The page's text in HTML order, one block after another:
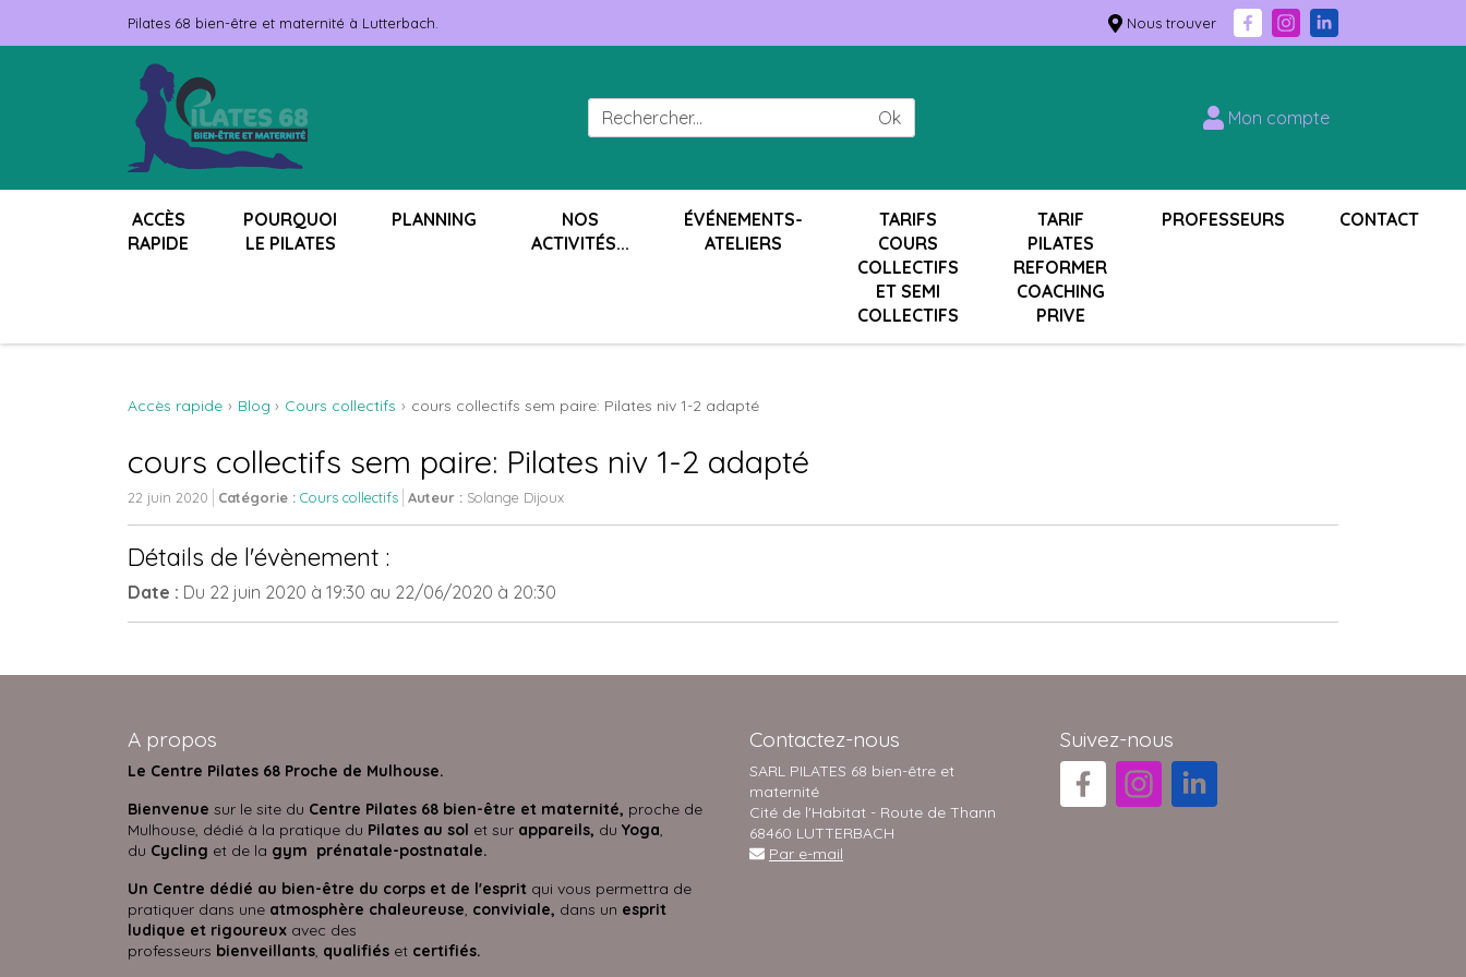
Pilates 68 bien-être et maternité à Lutterbach. Nous trouver
Ok Mon compte
ACCÈS
RAPIDE
POURQUOI
LE PILATES
PLANNING
NOS
ACTIVITÉS...
ÉVÉNEMENTS-
ATELIERS
TARIFS
COURS
COLLECTIFS
ET SEMI
COLLECTIFS
TARIF
PILATES
REFORMER
COACHING
PRIVE
PROFESSEURS CONTACT
Accès rapide Blog Cours collectifs cours collectifs sem paire: Pilates niv 1-2 adapté
cours collectifs sem paire: Pilates niv 1-2 adapté
22 juin 2020 Catégorie : Cours collectifs Auteur : Solange Dijoux
Détails de l'évènement :
Date : Du 22 juin 2020 à 19:30 au 22/06/2020 à 20:30
A propos
Le Centre Pilates 68 Proche de Mulhouse.
Bienvenue sur le site du Centre Pilates 68 bien-être et maternité, proche de
Mulhouse, dédié à la pratique du Pilates au sol et sur appareils, du Yoga,
du Cycling et de la gym prénatale-postnatale.
Un Centre dédié au bien-être du corps et de l'esprit qui vous permettra de
pratiquer dans une atmosphère chaleureuse, conviviale, dans un esprit
ludique et rigoureux avec des
professeurs bienveillants, qualifiés et certifiés.
Contactez-nous
SARL PILATES 68 bien-être et
maternité
Cité de l'Habitat - Route de Thann
68460 LUTTERBACH
Par e-mail
Suivez-nous